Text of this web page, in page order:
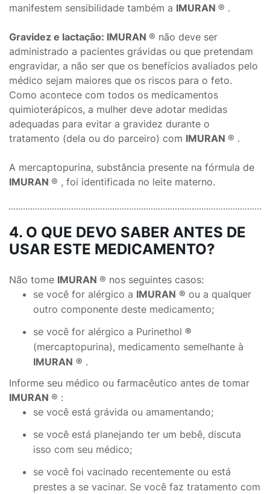
manifestem sensibilidade também a IMURAN ® .
Gravidez e lactação: IMURAN ® não deve ser
administrado a pacientes grávidas ou que pretendam
engravidar, a não ser que os benefícios avaliados pelo
médico sejam maiores que os riscos para o feto.
Como acontece com todos os medicamentos
quimioterápicos, a mulher deve adotar medidas
adequadas para evitar a gravidez durante o
tratamento (dela ou do parceiro) com IMURAN ® .
A mercaptopurina, substância presente na fórmula de
IMURAN ® , foi identificada no leite materno.
4. O QUE DEVO SABER ANTES DE
USAR ESTE MEDICAMENTO?
Não tome IMURAN ® nos seguintes casos:
se você for alérgico a IMURAN ® ou a qualquer
outro componente deste medicamento;
se você for alérgico a Purinethol ®
(mercaptopurina), medicamento semelhante à
IMURAN ® .
Informe seu médico ou farmacêutico antes de tomar
IMURAN ® :
se você está grávida ou amamentando;
se você está planejando ter um bebê, discuta
isso com seu médico;
se você foi vacinado recentemente ou está
prestes a se vacinar. Se você faz tratamento com